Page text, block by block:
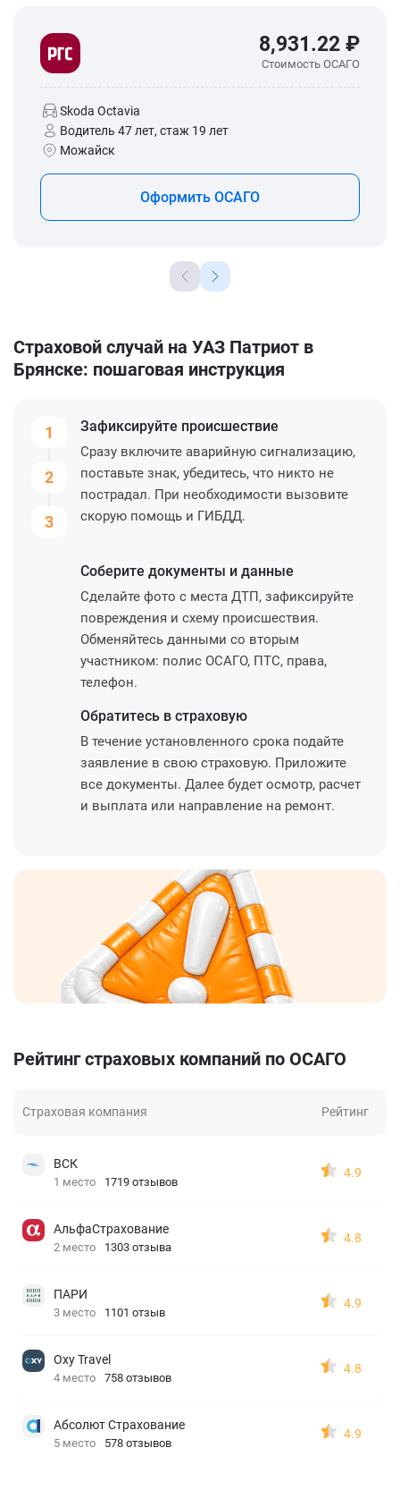
8,931.22 ₽
Стоимость ОСАГО
Skoda Octavia
Водитель 47 лет, стаж 19 лет
Можайск
Оформить ОСАГО
Страховой случай на УАЗ Патриот в
Брянске: пошаговая инструкция
1
2
3
Зафиксируйте происшествие
Сразу включите аварийную сигнализацию,
поставьте знак, убедитесь, что никто не
пострадал. При необходимости вызовите
скорую помощь и ГИБДД.
Соберите документы и данные
Сделайте фото с места ДТП, зафиксируйте
повреждения и схему происшествия.
Обменяйтесь данными со вторым
участником: полис ОСАГО, ПТС, права,
телефон.
Обратитесь в страховую
В течение установленного срока подайте
заявление в свою страховую. Приложите
все документы. Далее будет осмотр, расчет
и выплата или направление на ремонт.
Рейтинг страховых компаний по ОСАГО
Страховая компания Рейтинг
ВСК
1 место 1719 отзывов
4.9
АльфаСтрахование
2 место 1303 отзыва
4.8
ПАРИ
3 место 1101 отзыв
4.9
Oxy Travel
4 место 758 отзывов
4.8
Абсолют Страхование
5 место 578 отзывов
4.9